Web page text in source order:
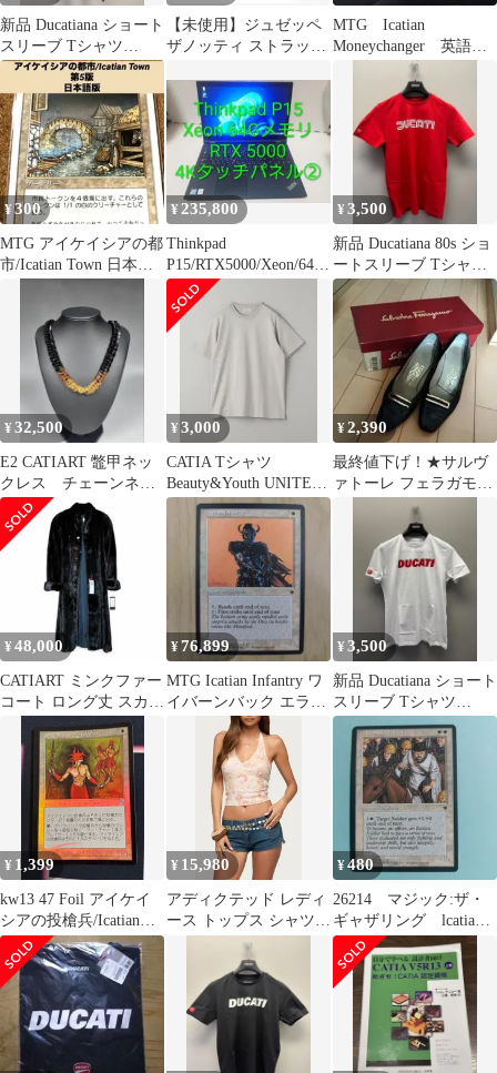
新品 Ducatiana ショート
スリーブ Tシャツ
BLACK Sサイズ
【未使用】ジュゼッペ
ザノッティ ストラップ
MTG Icatian
Moneychanger 英語版2
¥ 300
MTG アイケイシアの都
市/Icatian Town 日本語
版旧枠トークン生成
¥235,800
Thinkpad
P15/RTX5000/Xeon/64G/
4Kタッチパネル②
¥3,500
新品 Ducatiana 80s ショ
ートスリーブ Tシャツ
RED XLサイズ
¥32,500
E2 CATIART 鼈甲ネッ
クレス チェーンネッ
クレス べっ甲ネック
レス 鼈甲
¥3,000
CATIA Tシャツ
Beauty&Youth UNITED
ARROWS
¥2,390
最終値下げ！★サルヴ
ァトーレ フェラガモ★
ヒールパンプス
¥ 48,000
CATIART ミンクファー
コート ロング丈 スカン
ブラック
¥76,899
MTG Icatian Infantry ワ
イバーンバック エラー
¥3,500
新品 Ducatiana ショート
スリーブ Tシャツ
WHITE Sサイズ
¥ 1,399
kw13 47 Foil アイケイ
シアの投槍兵/Icatian
Javelineers TSB 日本語
JP MTG
¥ 15,980
アディクテッド レディ
ース トップス シャツ
オープンバック メッシ
ュ スパンコール ホルタ
ー EDIKTED Catia
Sequin Mesh Strappy
Open Back Halter T
¥480
26214 マジック:ザ・
ギャザリング lcatian
Lieutenant